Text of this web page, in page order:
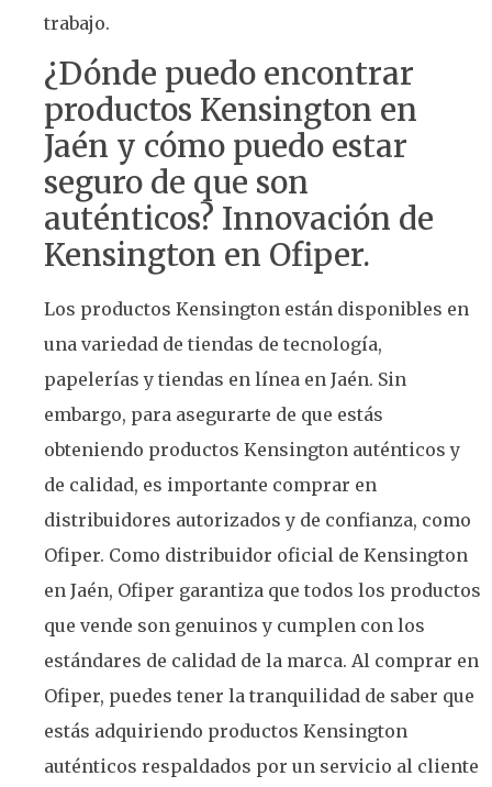
trabajo.
¿Dónde puedo encontrar
productos Kensington en
Jaén y cómo puedo estar
seguro de que son
auténticos? Innovación de
Kensington en Ofiper.
Los productos Kensington están disponibles en
una variedad de tiendas de tecnología,
papelerías y tiendas en línea en Jaén. Sin
embargo, para asegurarte de que estás
obteniendo productos Kensington auténticos y
de calidad, es importante comprar en
distribuidores autorizados y de confianza, como
Ofiper. Como distribuidor oficial de Kensington
en Jaén, Ofiper garantiza que todos los productos
que vende son genuinos y cumplen con los
estándares de calidad de la marca. Al comprar en
Ofiper, puedes tener la tranquilidad de saber que
estás adquiriendo productos Kensington
auténticos respaldados por un servicio al cliente